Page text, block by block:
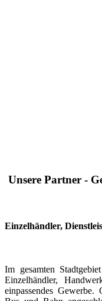
Unsere Partner -
Einzelhändler,
Im gesamten
Einzelhändler,
einpassendes